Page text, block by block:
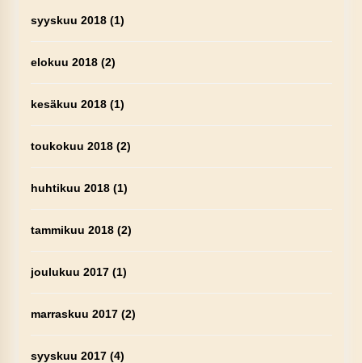
syyskuu 2018(1)
elokuu 2018(2)
kesäkuu 2018(1)
toukokuu 2018(2)
huhtikuu 2018(1)
tammikuu 2018(2)
joulukuu 2017(1)
marraskuu 2017(2)
syyskuu 2017(4)